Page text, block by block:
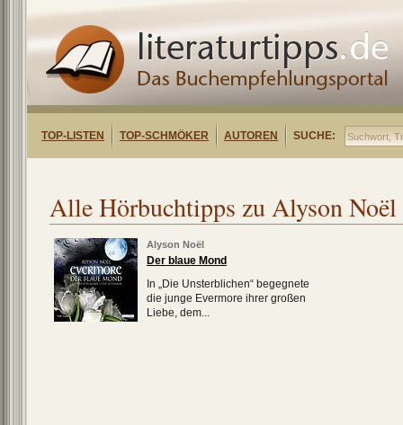
TOP-LISTEN TOP-SCHMÖKER AUTOREN SUCHE:
Alle Hörbuchtipps zu Alyson Noël
Alyson Noël
Der blaue Mond
In „Die Unsterblichen“ begegnete
die junge Evermore ihrer großen
Liebe, dem...